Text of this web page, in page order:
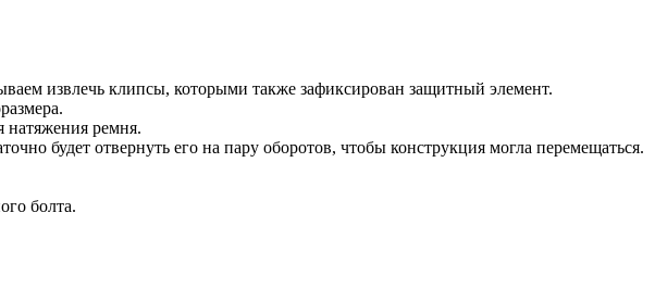
извлечь клипсы, которыми также зафиксирован защитный элемент.
натяжения ремня.
будет отвернуть его на пару оборотов, чтобы конструкция могла перемещаться.
болта.